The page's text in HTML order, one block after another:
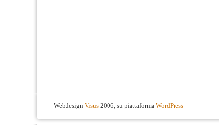
Webdesign Visus 2006, su piattaforma WordPress